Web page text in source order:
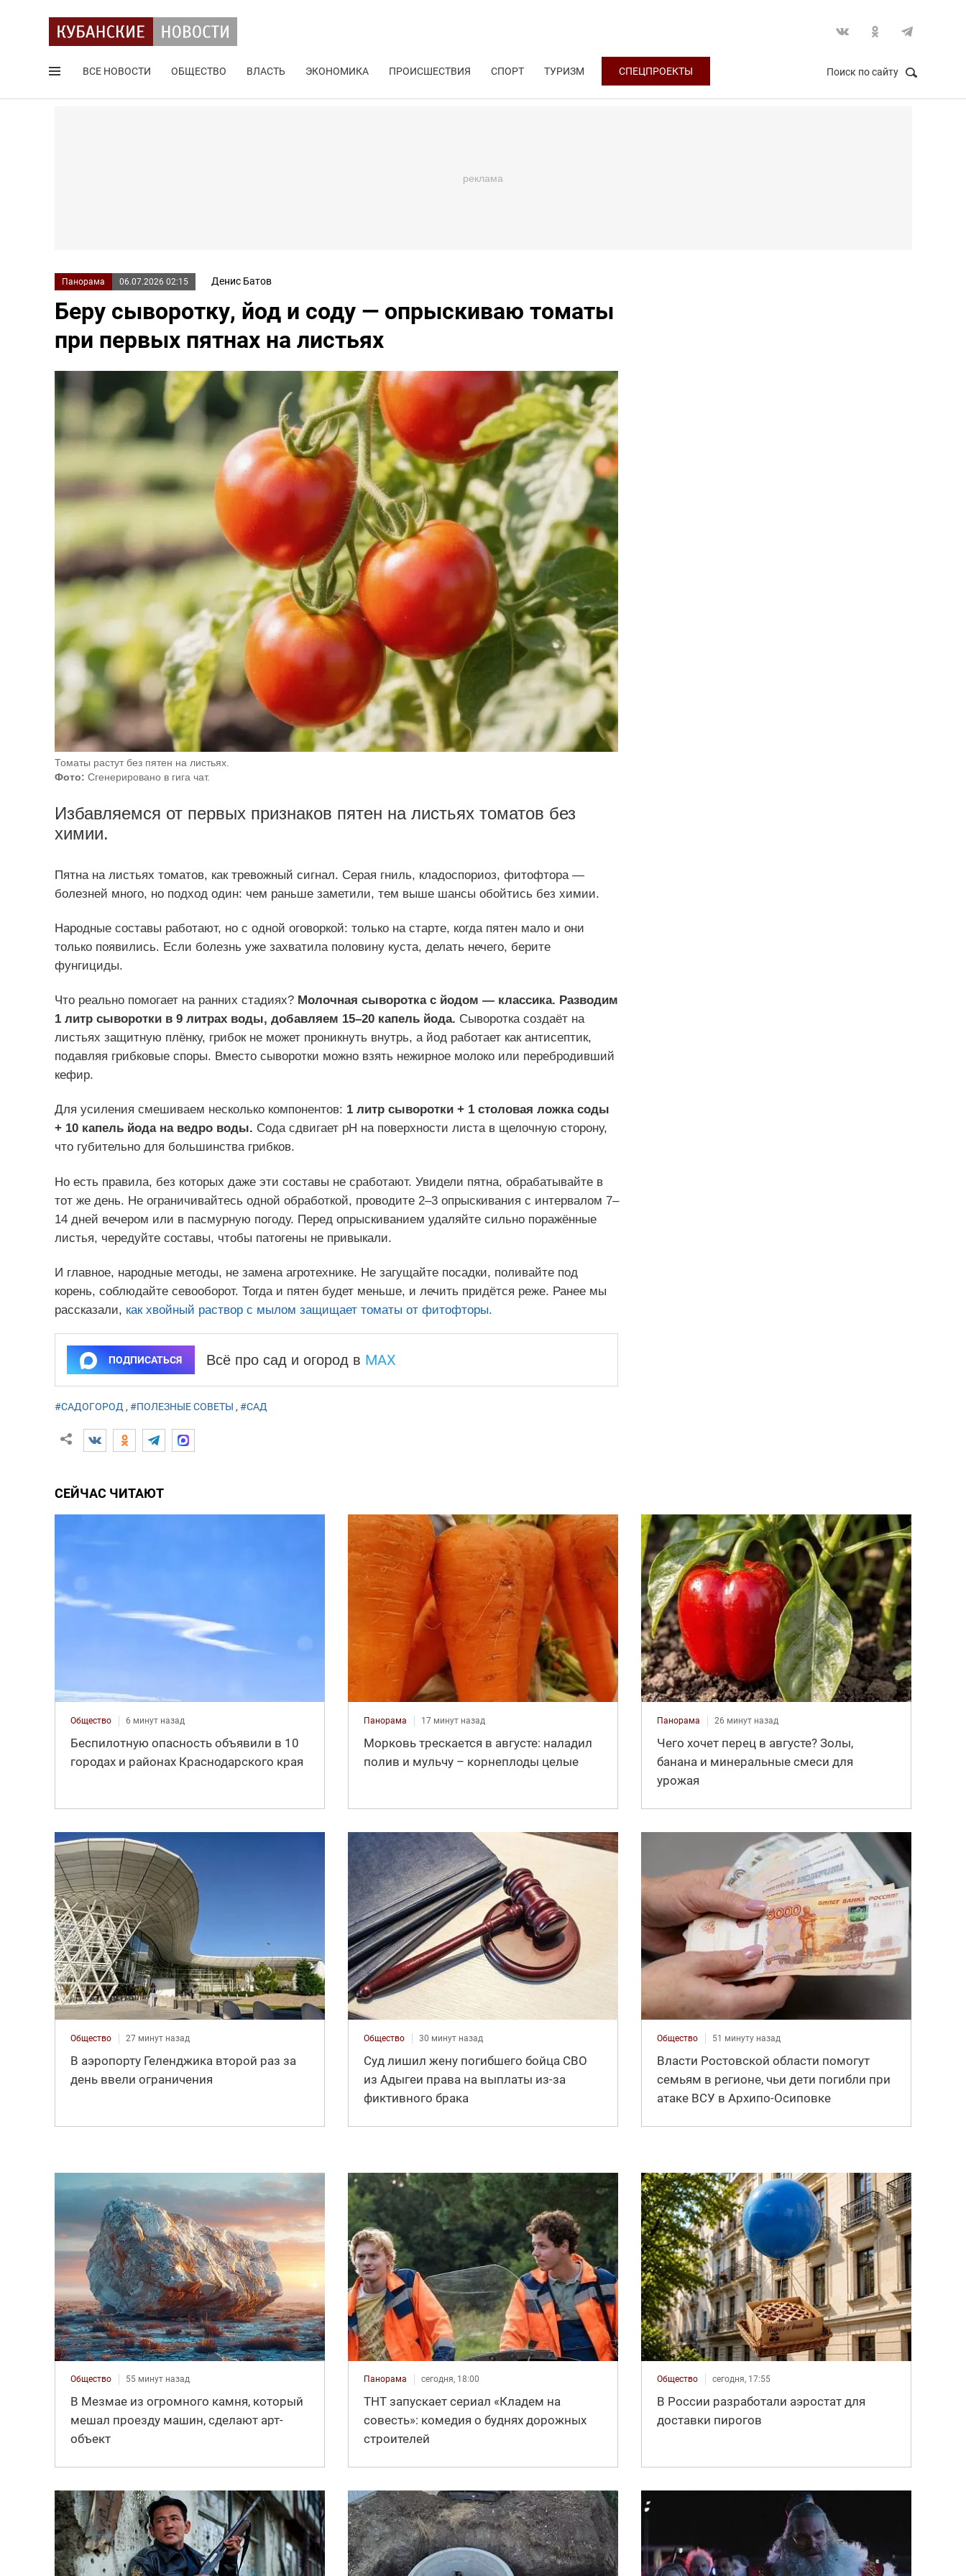
ВСЕ НОВОСТИ ОБЩЕСТВО ВЛАСТЬ ЭКОНОМИКА ПРОИСШЕСТВИЯ СПОРТ ТУРИЗМ СПЕЦПРОЕКТЫ Поиск по сайту
Панорама 06.07.2026 02:15 Денис Батов
Беру сыворотку, йод и соду — опрыскиваю томаты
при первых пятнах на листьях
Томаты растут без пятен на листьях.
Фото: Сгенерировано в гига чат.
Избавляемся от первых признаков пятен на листьях томатов без
химии.
Пятна на листьях томатов, как тревожный сигнал. Серая гниль, кладоспориоз, фитофтора —
болезней много, но подход один: чем раньше заметили, тем выше шансы обойтись без химии.
Народные составы работают, но с одной оговоркой: только на старте, когда пятен мало и они
только появились. Если болезнь уже захватила половину куста, делать нечего, берите
фунгициды.
Что реально помогает на ранних стадиях? Молочная сыворотка с йодом — классика. Разводим
1 литр сыворотки в 9 литрах воды, добавляем 15–20 капель йода. Сыворотка создаёт на
листьях защитную плёнку, грибок не может проникнуть внутрь, а йод работает как антисептик,
подавляя грибковые споры. Вместо сыворотки можно взять нежирное молоко или перебродивший
кефир.
Для усиления смешиваем несколько компонентов: 1 литр сыворотки + 1 столовая ложка соды
+ 10 капель йода на ведро воды. Сода сдвигает pH на поверхности листа в щелочную сторону,
что губительно для большинства грибков.
Но есть правила, без которых даже эти составы не сработают. Увидели пятна, обрабатывайте в
тот же день. Не ограничивайтесь одной обработкой, проводите 2–3 опрыскивания с интервалом 7–
14 дней вечером или в пасмурную погоду. Перед опрыскиванием удаляйте сильно поражённые
листья, чередуйте составы, чтобы патогены не привыкали.
И главное, народные методы, не замена агротехнике. Не загущайте посадки, поливайте под
корень, соблюдайте севооборот. Тогда и пятен будет меньше, и лечить придётся реже. Ранее мы
рассказали, как хвойный раствор с мылом защищает томаты от фитофторы.
ПОДПИСАТЬСЯ Всё про сад и огород в MAX
#САДОГОРОД , #ПОЛЕЗНЫЕ СОВЕТЫ , #САД
СЕЙЧАС ЧИТАЮТ
Общество 6 минут назад
Беспилотную опасность объявили в 10
городах и районах Краснодарского края
Панорама 17 минут назад
Морковь трескается в августе: наладил
полив и мульчу – корнеплоды целые
Панорама 26 минут назад
Чего хочет перец в августе? Золы,
банана и минеральные смеси для
урожая
Общество 27 минут назад
В аэропорту Геленджика второй раз за
день ввели ограничения
Общество 30 минут назад
Суд лишил жену погибшего бойца СВО
из Адыгеи права на выплаты из-за
фиктивного брака
Общество 51 минуту назад
Власти Ростовской области помогут
семьям в регионе, чьи дети погибли при
атаке ВСУ в Архипо-Осиповке
Общество 55 минут назад
В Мезмае из огромного камня, который
мешал проезду машин, сделают арт-
объект
Панорама сегодня, 18:00
ТНТ запускает сериал «Кладем на
совесть»: комедия о буднях дорожных
строителей
Общество сегодня, 17:55
В России разработали аэростат для
доставки пирогов